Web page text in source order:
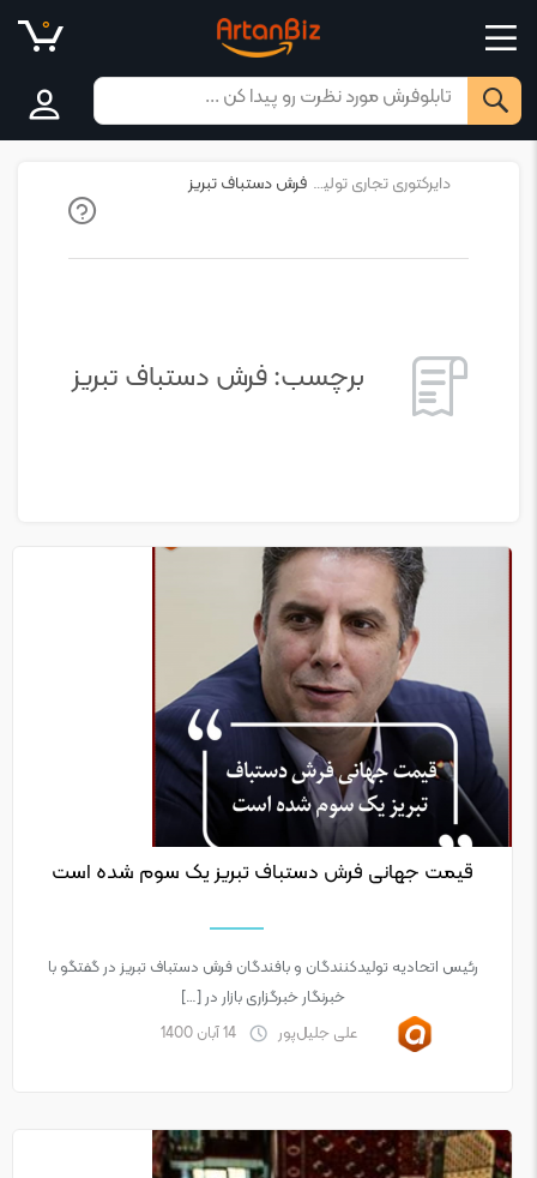
۰
Products
search
دایرکتوری تجاری تولیدکنندگان فرش دستباف آذربایجان فرش دستباف تبریز
برچسب:فرش دستباف تبریز
قیمت جهانی فرش دستباف تبریز یک سوم شده است
رئیس اتحادیه تولیدکنندگان و بافندگان فرش دستباف تبریز در گفتگو با
خبرنگار خبرگزاری بازار در […]
علی جلیل‌پور
14 آبان 1400